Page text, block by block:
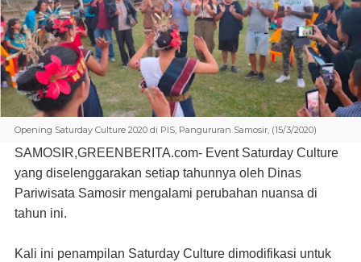
Opening Saturday Culture 2020 di PIS, Pangururan Samosir, (15/3/2020)
SAMOSIR,GREENBERITA.com- Event Saturday Culture
yang diselenggarakan setiap tahunnya oleh Dinas
Pariwisata Samosir mengalami perubahan nuansa di
tahun ini.
Kali ini penampilan Saturday Culture dimodifikasi untuk